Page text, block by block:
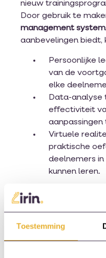
Toestemming
nieuw
Door gebruik te
management system
aanbevelingen biedt,
Persoonlijke
van de
elke
Data-analyse
effectiviteit
aanpassingen
Virtuele
praktische
deelnemers
kunnen leren.
Dit voorbeeld
verbeteren.